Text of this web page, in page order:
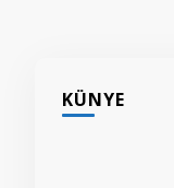
KÜNYE